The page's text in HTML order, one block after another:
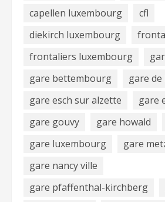
capellen luxembourg
cfl
diekirch luxembourg
frontaliers luxembourg
gare bettembourg
gare
gare esch sur alzette
gare
gare gouvy
gare howald
gare luxembourg
gare
gare nancy ville
gare pfaffenthal-kirchberg